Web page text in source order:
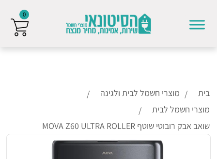
בית
מוצרי חשמל לבית ולגינה
מוצרי חשמל לבית
שואב אבק רובוטי שוטף ⁦MOVA Z60 ULTRA ROLLER⁩
0